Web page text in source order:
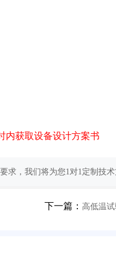
内获取设备设计方案书
求，我们将为您1对1定制技术
下一篇： 高低温